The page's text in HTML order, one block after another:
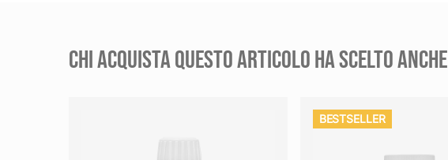
CHI ACQUISTA QUESTO ARTICOLO HA SCELTO ANCHE
BESTSELLER